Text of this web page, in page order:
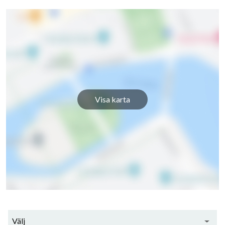
Kryddvägen 15C
Kryddvägen 15D
26
Visa karta
Välj